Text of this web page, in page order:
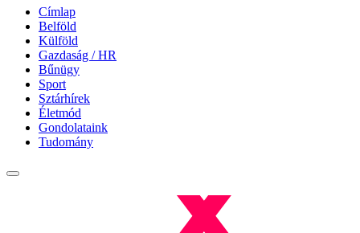
Címlap
Belföld
Külföld
Gazdaság / HR
Bűnügy
Sport
Sztárhírek
Életmód
Gondolataink
Tudomány